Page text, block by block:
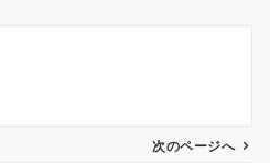
次のページへ